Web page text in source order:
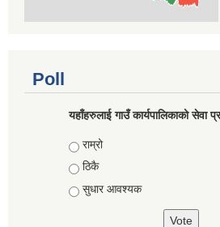
Poll
यहाँहरुलाई गाउँ कार्यपालिकाको सेवा
Choices
राम्रो
ठिकै
सुधार आवश्यक